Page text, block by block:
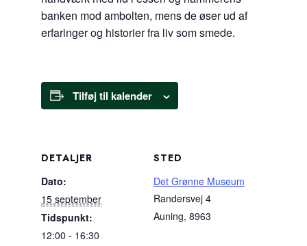
banken mod ambolten, mens de øser ud af
erfaringer og historier fra liv som smede.
Tilføj til kalender
DETALJER
Dato:
15 september
Tidspunkt:
12:00 - 16:30
STED
Det Grønne Museum
Randersvej 4
Auning, 8963